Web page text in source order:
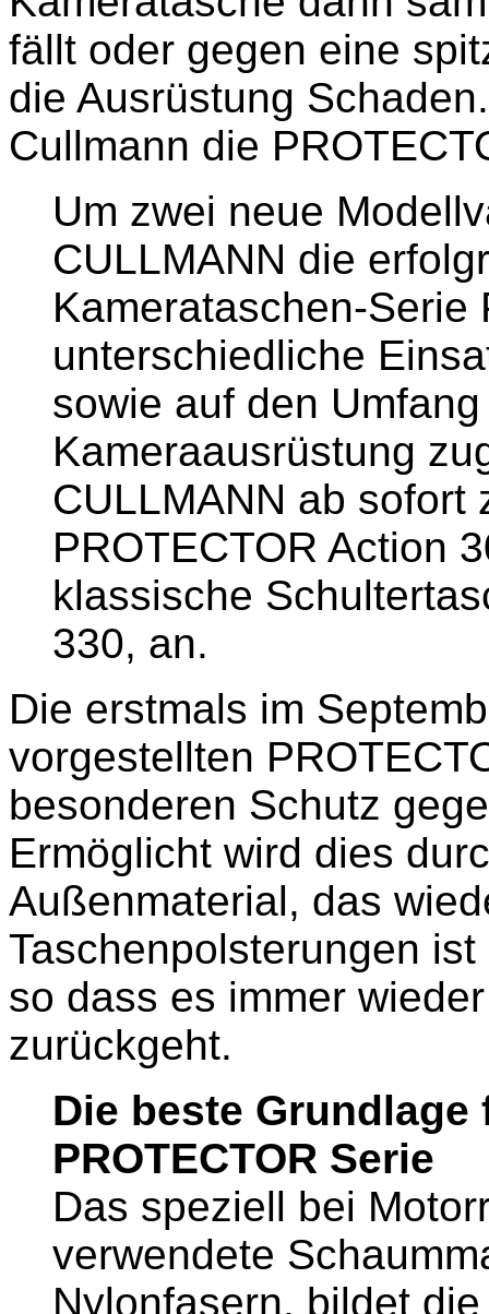
fällt oder gegen eine
die Ausrüstung
Cullmann die
Um zwei neue
CULLMANN die
Kamerataschen-Serie
unterschiedliche
sowie auf den
Kameraausrüstung
CULLMANN ab sofort
PROTECTOR Action
klassische
330, an.
Die erstmals im
vorgestellten
besonderen Schutz
Ermöglicht wird dies
Außenmaterial, das
Taschenpolsterungen
so dass es immer
zurückgeht.
Die beste
PROTECTOR Serie
Das speziell bei
verwendete
Nylonfasern, bildet